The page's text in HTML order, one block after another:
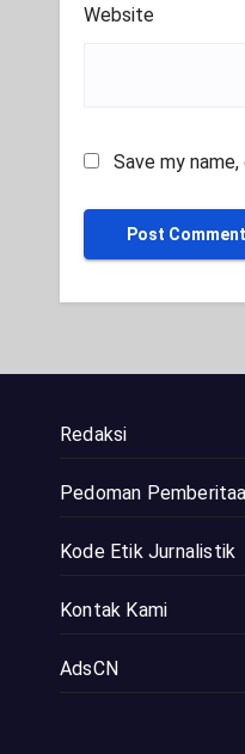
Website
Save my
Redaksi
Pedoman
Kode Etik Jurnalistik
Kontak Kami
AdsCN